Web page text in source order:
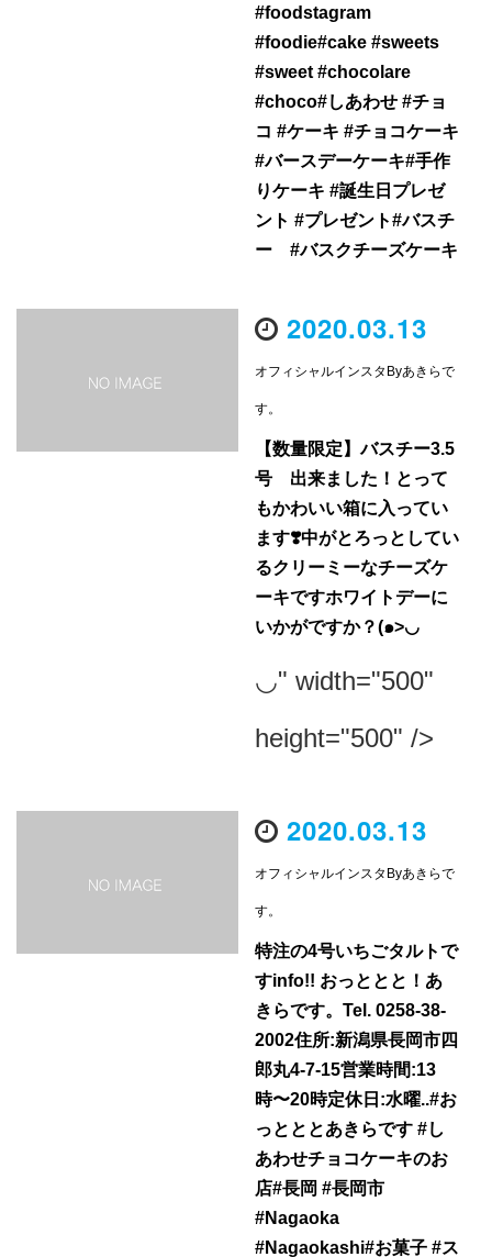
#foodstagram
#foodie#cake #sweets
#sweet #chocolare
#choco#しあわせ #チョ
コ #ケーキ #チョコケーキ
#バースデーケーキ#手作
りケーキ #誕生日プレゼ
ント #プレゼント#バスチ
ー #バスクチーズケーキ
2020.03.13
オフィシャルインスタByあきらで
す。
【数量限定】バスチー3.5
号 出来ました！とって
もかわいい箱に入ってい
ます❣️中がとろっとしてい
るクリーミーなチーズケ
ーキですホワイトデーに
いかがですか？(๑>◡
◡" width="500"
height="500" />
2020.03.13
オフィシャルインスタByあきらで
す。
特注の4号いちごタルトで
すinfo!! おっととと！あ
きらです。Tel. 0258-38-
2002住所:新潟県長岡市四
郎丸4-7-15営業時間:13
時〜20時定休日:水曜..#お
っとととあきらです #し
あわせチョコケーキのお
店#長岡 #長岡市
#Nagaoka
#Nagaokashi#お菓子 #ス